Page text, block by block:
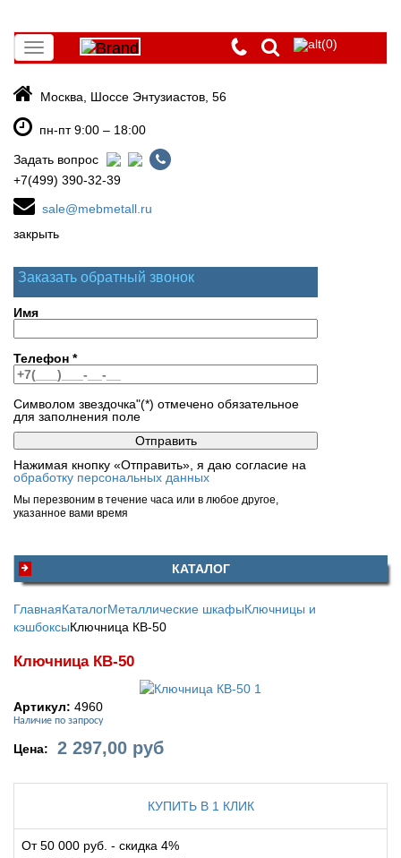
Toggle
navigation
(0)
Москва, Шоссе Энтузиастов, 56
пн-пт 9:00 – 18:00
Задать вопрос
+7(499) 390-32-39
sale@mebmetall.ru
закрыть
Заказать обратный звонок
Имя
Телефон *
Символом звездочка"(*) отмечено обязательное
для заполнения поле
Нажимая кнопку «Отправить», я даю согласие на
обработку персональных данных
Мы перезвоним в течение часа или в любое другое,
указанное вами время
КАТАЛОГ
ГлавнаяКаталогМеталлические шкафыКлючницы и
кэшбоксыКлючница КВ-50
Ключница КВ-50
Артикул: 4960
Наличие по запросу
Цена: 2 297,00 руб
КУПИТЬ В 1 КЛИК
От 50 000 руб. - скидка 4%